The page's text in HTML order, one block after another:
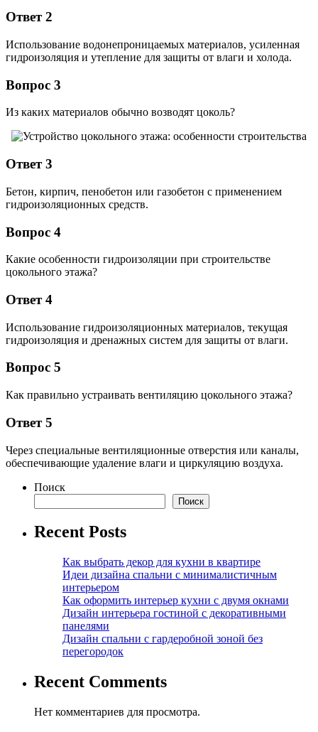
Ответ 2
Использование водонепроницаемых материалов, усиленная
гидроизоляция и утепление для защиты от влаги и холода.
Вопрос 3
Из каких материалов обычно возводят цоколь?
Ответ 3
Бетон, кирпич, пенобетон или газобетон с применением
гидроизоляционных средств.
Вопрос 4
Какие особенности гидроизоляции при строительстве
цокольного этажа?
Ответ 4
Использование гидроизоляционных материалов, текущая
гидроизоляция и дренажных систем для защиты от влаги.
Вопрос 5
Как правильно устраивать вентиляцию цокольного этажа?
Ответ 5
Через специальные вентиляционные отверстия или каналы,
обеспечивающие удаление влаги и циркуляцию воздуха.
Поиск
Поиск
Recent Posts
Как выбрать декор для кухни в квартире
Идеи дизайна спальни с минималистичным
интерьером
Как оформить интерьер кухни с двумя окнами
Дизайн интерьера гостиной с декоративными
панелями
Дизайн спальни с гардеробной зоной без
перегородок
Recent Comments
Нет комментариев для просмотра.